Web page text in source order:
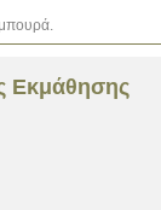
Εκμάθησης